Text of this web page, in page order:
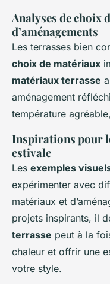
Analyses de choix
d’aménagements
Les terrasses bien
choix de matériaux
matériaux terrasse
aménagement
température
Inspirations pour
estivale
Les exemples
expérimenter avec
matériaux et
projets inspirants, il
terrasse peut à la
chaleur et offrir une
votre style.